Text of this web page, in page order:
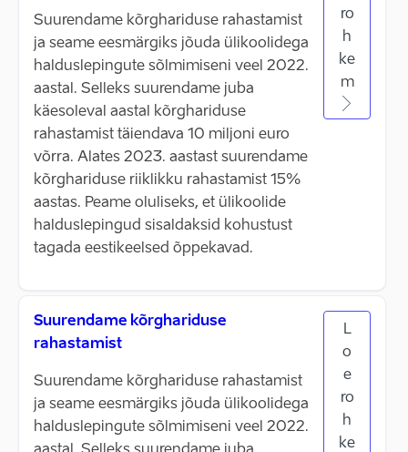
Suurendame kõrghariduse rahastamist
ja seame eesmärgiks jõuda ülikoolidega
halduslepingute sõlmimiseni veel 2022.
aastal. Selleks suurendame juba
käesoleval aastal kõrghariduse
rahastamist täiendava 10 miljoni euro
võrra. Alates 2023. aastast suurendame
kõrghariduse riiklikku rahastamist 15%
aastas. Peame oluliseks, et ülikoolide
halduslepingud sisaldaksid kohustust
tagada eestikeelsed õppekavad.
ro
h
ke
m
Suurendame kõrghariduse
rahastamist
Suurendame kõrghariduse rahastamist
ja seame eesmärgiks jõuda ülikoolidega
halduslepingute sõlmimiseni veel 2022.
L
o
e
ro
h
ke